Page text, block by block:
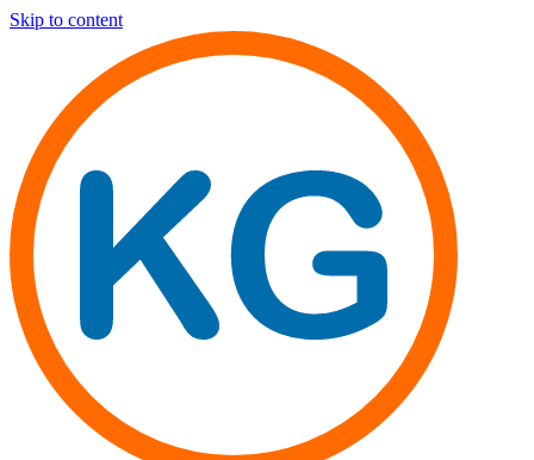
Skip to content